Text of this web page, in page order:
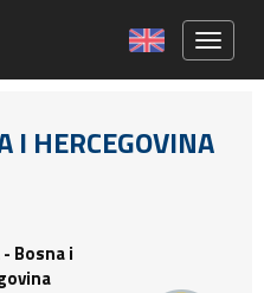
I HERCEGOVINA
Bosna i